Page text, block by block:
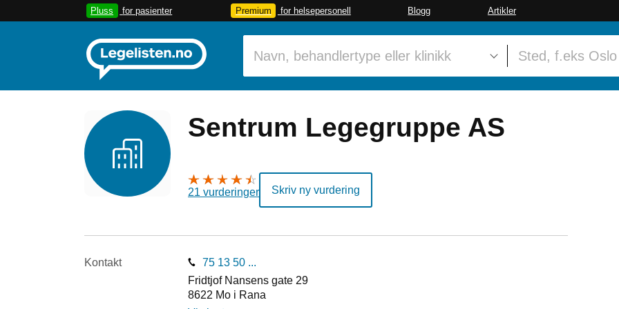
Pluss for pasienter Premium for helsepersonell Blogg Artikler
Sentrum Legegruppe AS
21 vurderinger Skriv ny vurdering
Kontakt
75 13 50 ...
Fridtjof Nansens gate 29
8622 Mo i Rana